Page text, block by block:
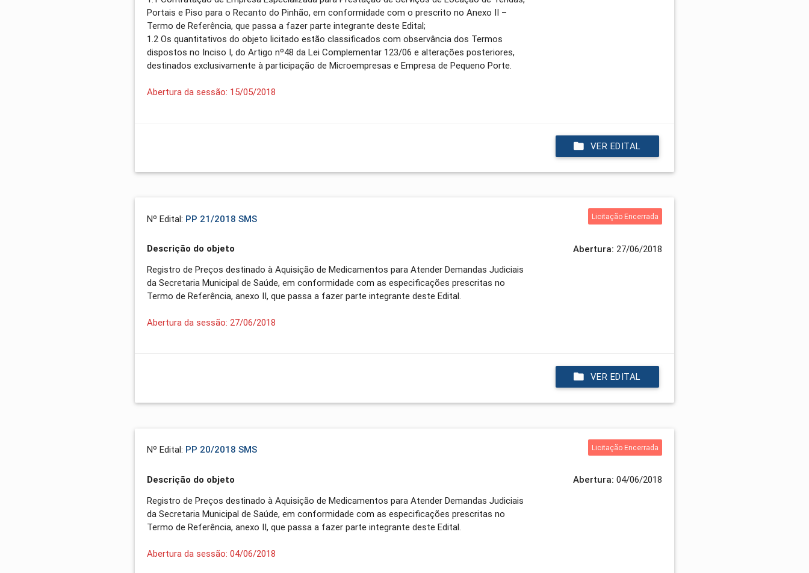
Portais e Piso para o Recanto do Pinhão, em conformidade com o prescrito no Anexo II –
Termo de Referência, que passa a fazer parte integrante deste Edital;
1.2 Os quantitativos do objeto licitado estão classificados com observância dos Termos
dispostos no Inciso I, do Artigo nº48 da Lei Complementar 123/06 e alterações posteriores,
destinados exclusivamente à participação de Microempresas e Empresa de Pequeno Porte.
Abertura da sessão: 15/05/2018
VER EDITAL
Nº Edital: PP 21/2018 SMS Licitação Encerrada
Descrição do objeto
Registro de Preços destinado à Aquisição de Medicamentos para Atender Demandas Judiciais
da Secretaria Municipal de Saúde, em conformidade com as especificações prescritas no
Termo de Referência, anexo II, que passa a fazer parte integrante deste Edital.
Abertura da sessão: 27/06/2018
Abertura: 27/06/2018
VER EDITAL
Nº Edital: PP 20/2018 SMS Licitação Encerrada
Descrição do objeto
Registro de Preços destinado à Aquisição de Medicamentos para Atender Demandas Judiciais
da Secretaria Municipal de Saúde, em conformidade com as especificações prescritas no
Termo de Referência, anexo II, que passa a fazer parte integrante deste Edital.
Abertura da sessão: 04/06/2018
Abertura: 04/06/2018